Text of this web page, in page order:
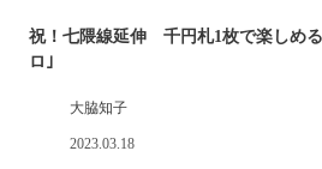
祝！七隈線延伸 千円札1枚で楽しめ
ロ｣
大脇知子
2023.03.18